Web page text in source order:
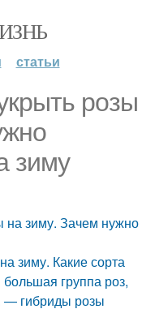
статьи
розы
зиму
на зиму. Зачем нужно
зиму. Какие сорта
группа роз,
— гибриды розы